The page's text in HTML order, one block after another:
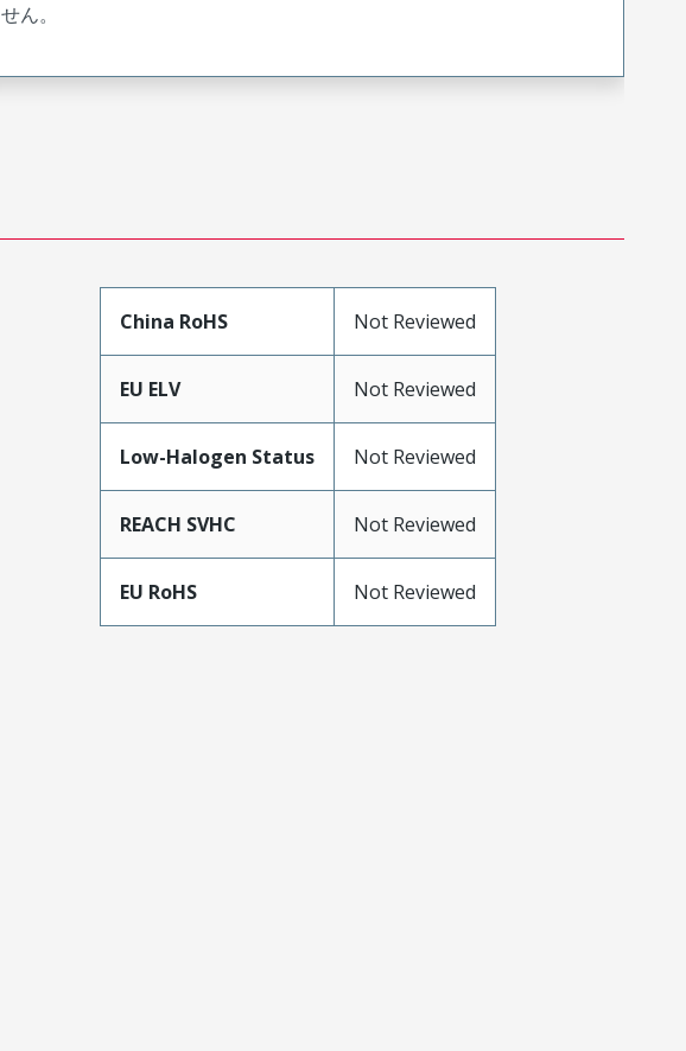
せん。
China RoHS Not Reviewed
EU ELV Not Reviewed
Low-Halogen Status Not Reviewed
REACH SVHC Not Reviewed
EU RoHS Not Reviewed